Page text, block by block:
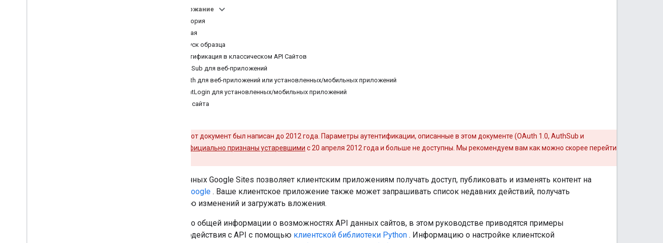
Содержание
Аудитория
Начиная
Запуск образца
Аутентификация в классическом API Сайтов
AuthSub для веб-приложений
OAuth для веб-приложений или установленных/мобильных приложений
ClientLogin для установленных/мобильных приложений
Лента сайта
Этот документ был написан до 2012 года. Параметры аутентификации, описанные в этом документе (OAuth 1.0, AuthSub и
официально признаны устаревшими с 20 апреля 2012 года и больше не доступны. Мы рекомендуем вам как можно скорее перейти
API данных Google Sites позволяет клиентским приложениям получать доступ, публиковать и изменять контент на
сайте Google . Ваше клиентское приложение также может запрашивать список недавних действий, получать
историю изменений и загружать вложения.
Помимо общей информации о возможностях API данных сайтов, в этом руководстве приводятся примеры
взаимодействия с API с помощью клиентской библиотеки Python . Информацию о настройке клиентской